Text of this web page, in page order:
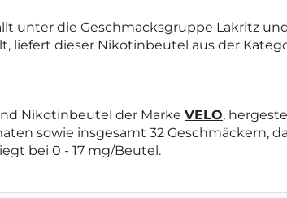
unter die Geschmacksgruppe Lakritz
liefert dieser Nikotinbeutel aus der
Nikotinbeutel der Marke VELO,
sowie insgesamt 32 Geschmäckern,
bei 0 - 17 mg/Beutel.